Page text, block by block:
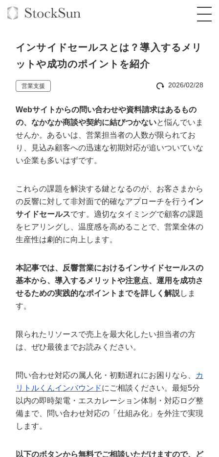
オーダーメイド支援
TOP
コンサルタント一覧
品質ガイドライン
クレーム窓口
BPO支援
定額制Webマーケティング代行『マキトルく
ん』
定額制営業代行『カリトルくん』
定額制採用代行・RPO『トルトルくん』
営業改善特化の動画制作『動画でカリトルく
ん』
定額LINE運用代行『LINEマキトルくん』
オリジナルサービス
格安でAI導入支援『あいのりAI』
1本無料で記事を制作『SEOトライアル』
定額制LP制作・改善『最強LP』
採用YouTubeチャンネル構築『トリトル』
実績
料金表
オンラインサロン
StockSun道場
動画編集
エンジニア
広告運用
YouTubeディレクター
会社概要・役員紹介
ミッション・ビジョン・バリュー
代表メッセージ（岩野圭佑）
取締役メッセージ（株本祐己）
業務委託
認定パートナー
動画ディレクター
営業
インターン
正社員
インサイドセールスとは？導入するメリ
ットや成功のポイントを紹介
営業支援 2026/02/28
Webサイトからの問い合わせや資料請求はあるもの
の、なかなか商談や契約に結びつかないと悩んでいま
せんか。あるいは、営業担当者の人数が限られてお
り、見込み顧客への迅速な初期対応が追いついていな
い企業も多いはずです。
これらの課題を解決する鍵となるのが、お客さまから
の反響に対して非対面で的確なアプローチを行う イン
サイドセールスです。適切なタイミングで顧客の課題
をヒアリングし、温度感を高めることで、営業全体の
生産性は劇的に向上します。
本記事では、反響営業におけるインサイドセールスの
基本から、導入するメリットや注意点、運用を成功さ
せるための実践的なポイントまでを詳しく解説しま
す。
限られたリソースで売上を最大化したい担当者の方
は、ぜひ最後までお読みください。
問い合わせ対応の属人化・初動遅れにお困りなら、
カ
リトルくんインバウンドにご相談ください。最短5分
以内の即時架電・エスカレーション体制・対応ログ整
備まで、問い合わせ対応の「仕組み化」を外注で実現
します。
以下のボタンから無料でご相談いただけますので、ど